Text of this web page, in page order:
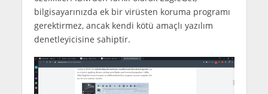
bilgisayarınızda ek bir virüsten koruma programı
gerektirmez, ancak kendi kötü amaçlı yazılım
denetleyicisine sahiptir.